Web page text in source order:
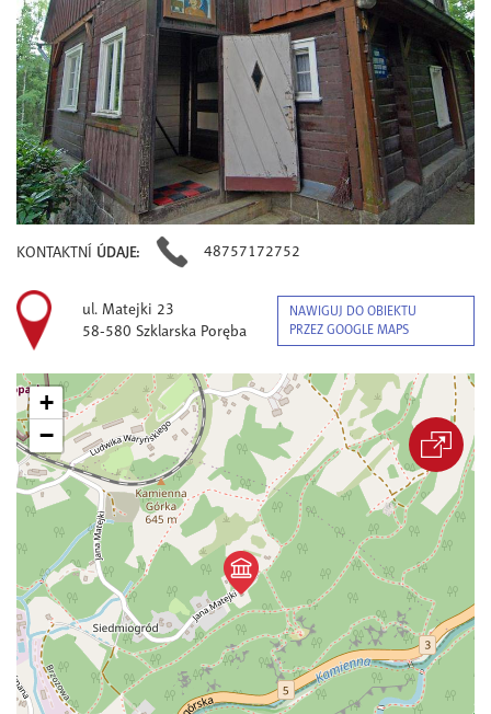
KONTAKTNÍ ÚDAJE: 48757172752
ul. Matejki 23
58-580 Szklarska Poręba
NAWIGUJ DO OBIEKTU
PRZEZ GOOGLE MAPS
+
−